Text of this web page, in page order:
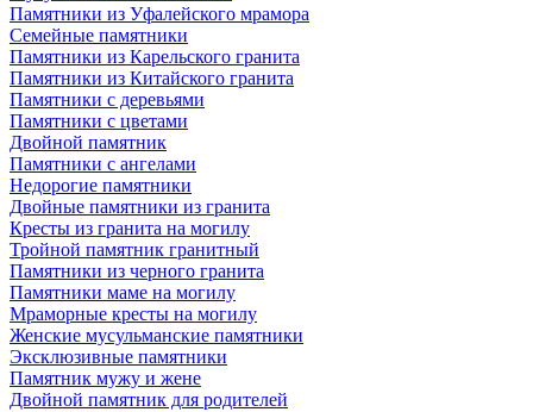
Памятники из Уфалейского мрамора
Семейные памятники
Памятники из Карельского гранита
Памятники из Китайского гранита
Памятники с деревьями
Памятники с цветами
Двойной памятник
Памятники с ангелами
Недорогие памятники
Двойные памятники из гранита
Кресты из гранита на могилу
Тройной памятник гранитный
Памятники из черного гранита
Памятники маме на могилу
Мраморные кресты на могилу
Женские мусульманские памятники
Эксклюзивные памятники
Памятник мужу и жене
Двойной памятник для родителей